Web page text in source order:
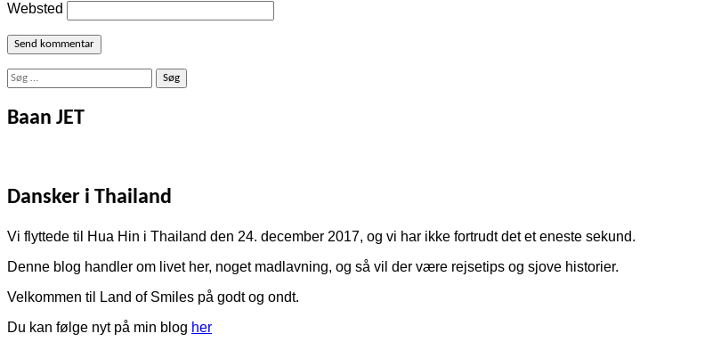
Websted
Søg
Baan JET
Dansker i Thailand
Vi flyttede til Hua Hin i Thailand den 24. december 2017, og vi har ikke fortrudt det et eneste sekund.
Denne blog handler om livet her, noget madlavning, og så vil der være rejsetips og sjove historier.
Velkommen til Land of Smiles på godt og ondt.
Du kan følge nyt på min blog her